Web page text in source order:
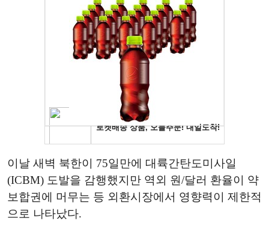
이날 새벽 북한이 75일만에 대륙간탄도미사일
(ICBM) 도발을 감행했지만 역외 원/달러 환율이 약
보합권에 머무는 등 외환시장에서 영향력이 제한적
으로 나타났다.